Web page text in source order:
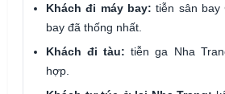
Khách đi máy bay: tiễn sân bay
bay đã thống nhất.
Khách đi tàu: tiễn ga Nha
hợp.